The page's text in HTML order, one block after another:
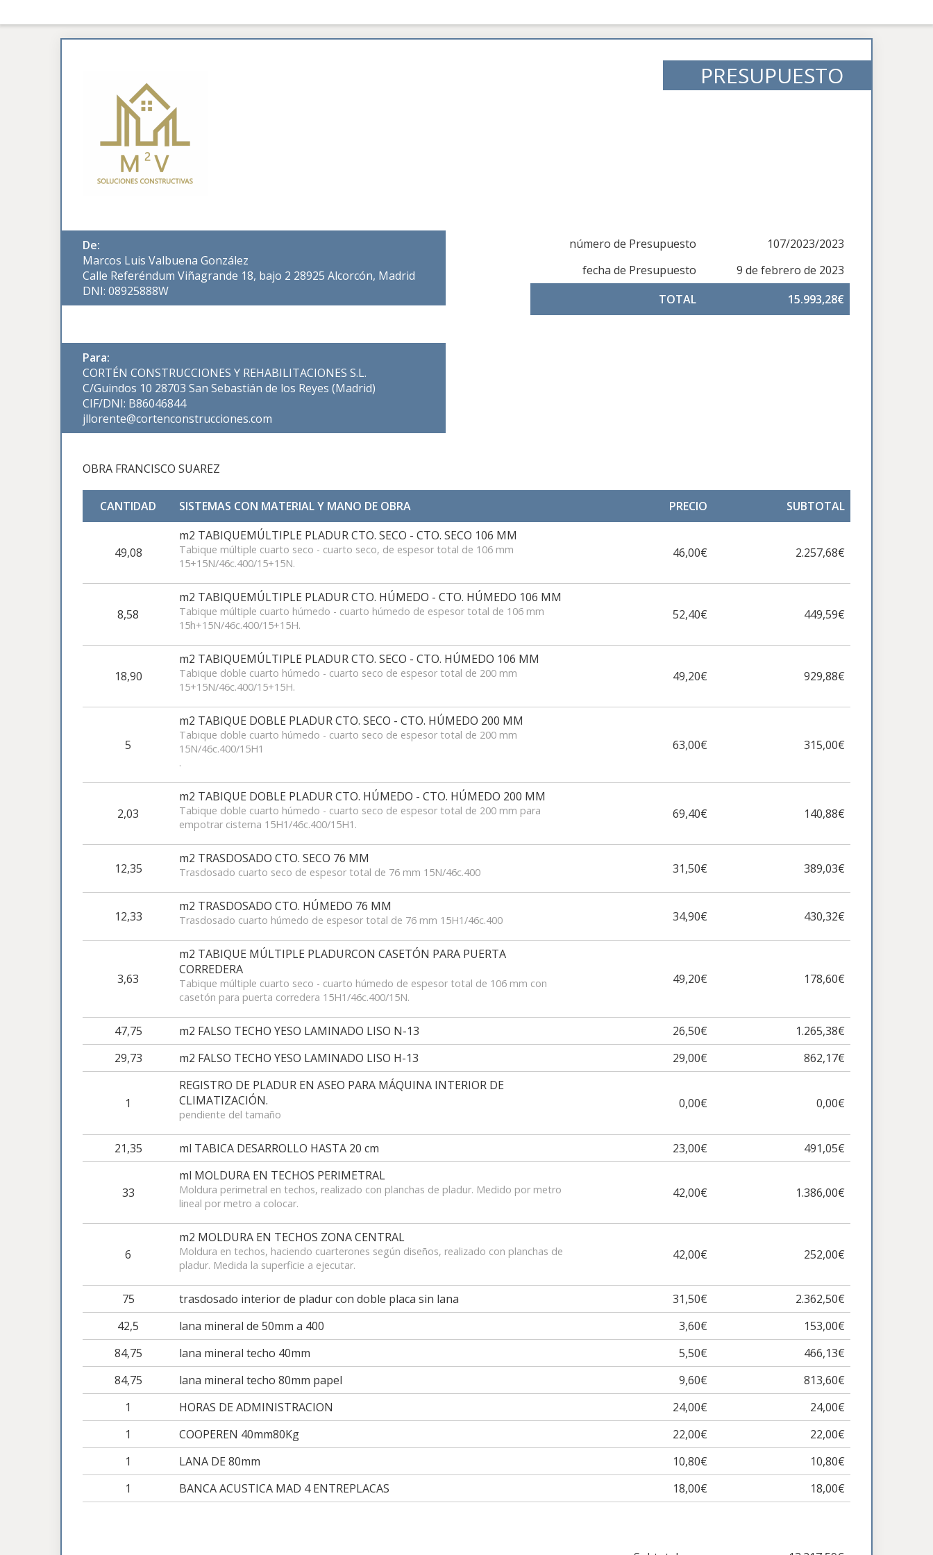
PRESUPUESTO
De:
Marcos Luis Valbuena González
Calle Referéndum Viñagrande 18, bajo 2 28925 Alcorcón, Madrid
DNI: 08925888W
número de Presupuesto
107/2023/2023
fecha de Presupuesto
9 de febrero de 2023
TOTAL
15.993,28€
Para:
CORTÉN CONSTRUCCIONES Y REHABILITACIONES S.L.
C/Guindos 10 28703 San Sebastián de los Reyes (Madrid)
CIF/DNI: B86046844
jllorente@cortenconstrucciones.com
OBRA FRANCISCO SUAREZ
CANTIDAD SISTEMAS CON MATERIAL Y MANO DE OBRA PRECIO SUBTOTAL
49,08
m2 TABIQUEMÚLTIPLE PLADUR CTO. SECO - CTO. SECO 106 MM
Tabique múltiple cuarto seco - cuarto seco, de espesor total de 106 mm
15+15N/46c.400/15+15N.
46,00€ 2.257,68€
8,58
m2 TABIQUEMÚLTIPLE PLADUR CTO. HÚMEDO - CTO. HÚMEDO 106 MM
Tabique múltiple cuarto húmedo - cuarto húmedo de espesor total de 106 mm
15h+15N/46c.400/15+15H.
52,40€ 449,59€
18,90
m2 TABIQUEMÚLTIPLE PLADUR CTO. SECO - CTO. HÚMEDO 106 MM
Tabique doble cuarto húmedo - cuarto seco de espesor total de 200 mm
15+15N/46c.400/15+15H.
49,20€ 929,88€
5
m2 TABIQUE DOBLE PLADUR CTO. SECO - CTO. HÚMEDO 200 MM
Tabique doble cuarto húmedo - cuarto seco de espesor total de 200 mm
15N/46c.400/15H1
.
63,00€ 315,00€
2,03
m2 TABIQUE DOBLE PLADUR CTO. HÚMEDO - CTO. HÚMEDO 200 MM
Tabique doble cuarto húmedo - cuarto seco de espesor total de 200 mm para
empotrar cisterna 15H1/46c.400/15H1.
69,40€ 140,88€
12,35
m2 TRASDOSADO CTO. SECO 76 MM
Trasdosado cuarto seco de espesor total de 76 mm 15N/46c.400 31,50€ 389,03€
12,33
m2 TRASDOSADO CTO. HÚMEDO 76 MM
Trasdosado cuarto húmedo de espesor total de 76 mm 15H1/46c.400 34,90€ 430,32€
3,63
m2 TABIQUE MÚLTIPLE PLADURCON CASETÓN PARA PUERTA
CORREDERA
Tabique múltiple cuarto seco - cuarto húmedo de espesor total de 106 mm con
casetón para puerta corredera 15H1/46c.400/15N.
49,20€ 178,60€
47,75 m2 FALSO TECHO YESO LAMINADO LISO N-13 26,50€
1.265,38€
29,73
m2 FALSO TECHO YESO LAMINADO LISO H-13 29,00€ 862,17€
1
REGISTRO DE PLADUR EN ASEO PARA MÁQUINA INTERIOR DE
CLIMATIZACIÓN.
pendiente del tamaño
0,00€ 0,00€
21,35 ml TABICA DESARROLLO HASTA 20 cm 23,00€ 491,05€
33
ml MOLDURA EN TECHOS PERIMETRAL
Moldura perimetral en techos, realizado con planchas de pladur. Medido por metro
lineal por metro a colocar.
42,00€ 1.386,00€
6
m2 MOLDURA EN TECHOS ZONA CENTRAL
Moldura en techos, haciendo cuarterones según diseños, realizado con planchas de
pladur. Medida la superficie a ejecutar.
42,00€ 252,00€
75 trasdosado interior de pladur con doble placa sin lana 31,50€
2.362,50€
42,5
lana mineral de 50mm a 400 3,60€
153,00€
84,75
lana mineral techo 40mm 5,50€
466,13€
84,75
lana mineral techo 80mm papel 9,60€
813,60€
1
HORAS DE ADMINISTRACION 24,00€
24,00€
1
COOPEREN 40mm80Kg 22,00€
22,00€
1
LANA DE 80mm 10,80€
10,80€
1
BANCA ACUSTICA MAD 4 ENTREPLACAS 18,00€ 18,00€